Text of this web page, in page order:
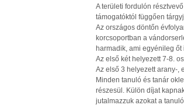
A területi fordulón
támogatóktól függően
Az országos döntőn
korcsoportban a
harmadik, ami egyénileg őt
Az első két helyezett 7-8.
Az első 3 helyezett arany-,
Minden tanuló és tanár
részesül. Külön díjat
jutalmazzuk azokat a